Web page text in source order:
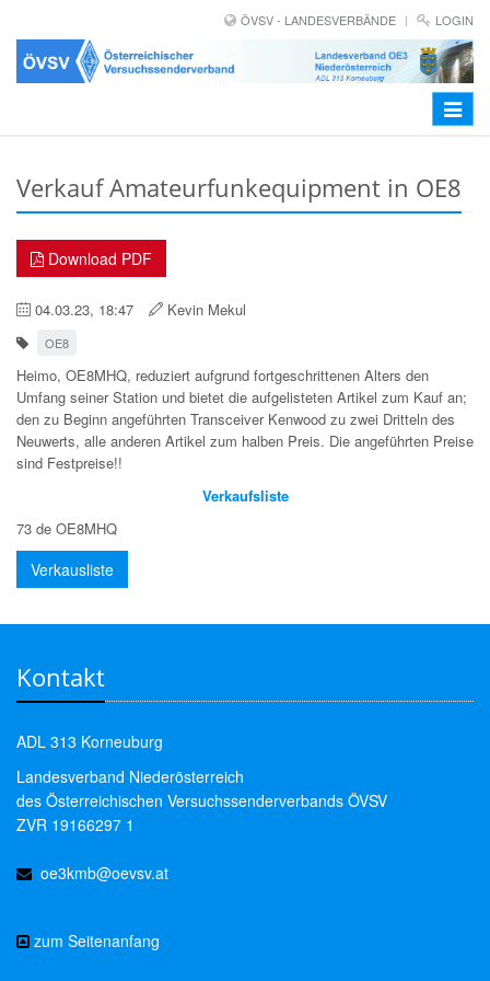
ÖVSV - LANDESVERBÄNDE LOGIN
Toggle
Verkauf Amateurfunkequipment in OE8
Download PDF
04.03.23, 18:47 Kevin Mekul
OE8
Heimo, OE8MHQ, reduziert aufgrund fortgeschrittenen Alters den
Umfang seiner Station und bietet die aufgelisteten Artikel zum Kauf an;
den zu Beginn angeführten Transceiver Kenwood zu zwei Dritteln des
Neuwerts, alle anderen Artikel zum halben Preis. Die angeführten Preise
sind Festpreise!!
Verkaufsliste
73 de OE8MHQ
Verkausliste
Kontakt
ADL 313 Korneuburg
Landesverband Niederösterreich
des Österreichischen Versuchssenderverbands ÖVSV
ZVR 19166297 1
oe3kmb@oevsv.at
zum Seitenanfang